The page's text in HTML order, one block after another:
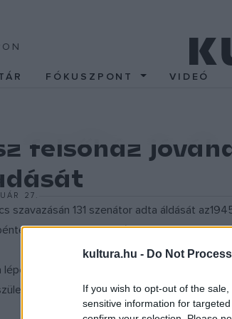
kultura.hu - Do Not
If you wish to opt-out of the
sensitive information for
FÓKUSZPONT VIDEÓ
felsőház
27.
szavazásán 131 szenátor adta áldását
elfogadott törvényre, s csak
most már csak
megtett, hogy a köteteket Putyin